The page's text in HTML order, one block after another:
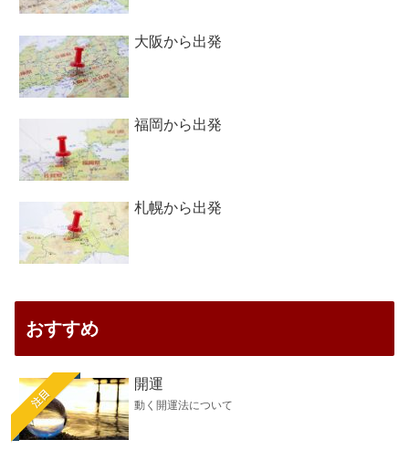
大阪から出発
福岡から出発
札幌から出発
おすすめ
注目
開運
動く開運法について